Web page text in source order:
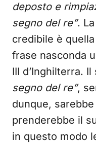
deposto e
segno del re”.
credibile è
frase nasconda
III d’Inghilterra.
segno del re”,
dunque,
prenderebbe il
in questo modo